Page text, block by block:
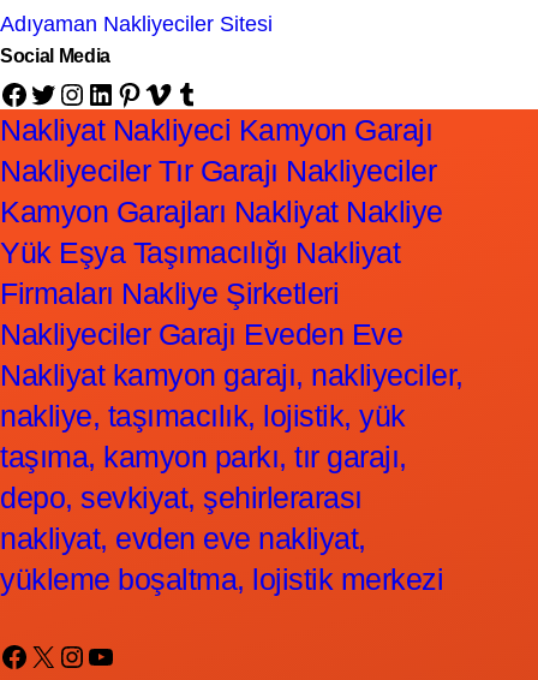
Adıyaman Nakliyeciler Sitesi
Social Media
Facebook Twitter Instagram LinkedIn Pinterest Vimeo Tumblr
Nakliyat Nakliyeci Kamyon Garajı
Nakliyeciler Tır Garajı Nakliyeciler
Kamyon Garajları Nakliyat Nakliye
Yük Eşya Taşımacılığı Nakliyat
Firmaları Nakliye Şirketleri
Nakliyeciler Garajı Eveden Eve
Nakliyat kamyon garajı, nakliyeciler,
nakliye, taşımacılık, lojistik, yük
taşıma, kamyon parkı, tır garajı,
depo, sevkiyat, şehirlerarası
nakliyat, evden eve nakliyat,
yükleme boşaltma, lojistik merkezi
Facebook X Instagram YouTube